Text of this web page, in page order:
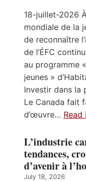
18-juillet-2026
mondiale de la
de reconnaître
de l’ÉFC
au programme
jeunes »
Investir dans la
Le Canada fait
d’œuvre…
L’industrie
tendances,
d’avenir à
July 18, 2026